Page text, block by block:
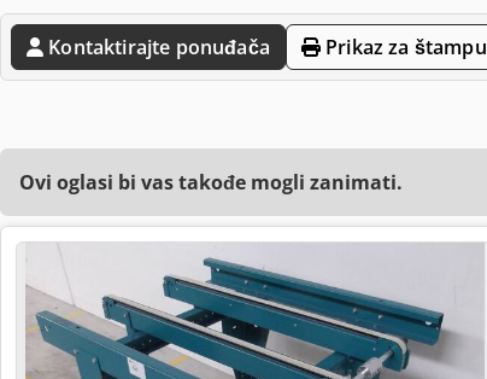
Kontaktirajte ponuđača Prikaz za štampu
Ovi oglasi bi vas takođe mogli zanimati.